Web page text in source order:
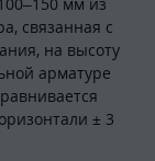
связанная с
на высоту
арматуре
± 3